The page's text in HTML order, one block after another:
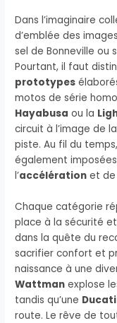
Dans l’imaginaire
d’emblée des
sel de Bonneville ou
Pourtant, il faut
prototypes
motos de série
Hayabusa ou la
circuit à l’image de la
piste. Au fil du
également
l’accélération et de
Chaque catégorie
place à la sécurité
dans la quête du
sacrifier confort et
naissance à une
Wattman explose
tandis qu’une Ducati
route. Le rêve de